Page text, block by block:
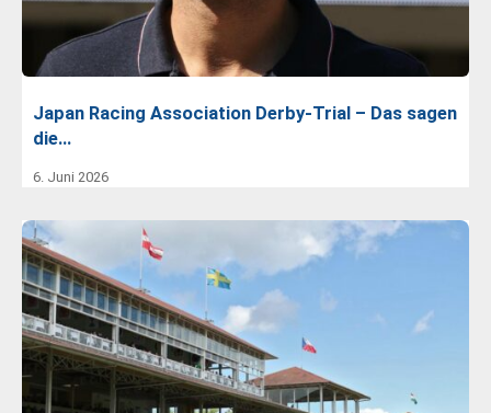
Japan Racing Association Derby-Trial – Das sagen
die…
6. Juni 2026